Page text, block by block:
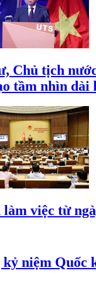
Chủ tịch
tầm nhìn dài
việc từ
niệm Quốc